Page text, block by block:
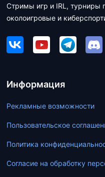
Стримы игр и IRL, турниры
околоигровые и
Информация
Рекламные возможности
Пользовательское
Политика
Согласие на обработку